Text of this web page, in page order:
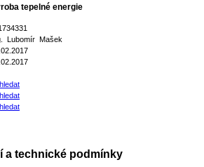
tepelné energie
Lubomír Mašek
a technické podmínky